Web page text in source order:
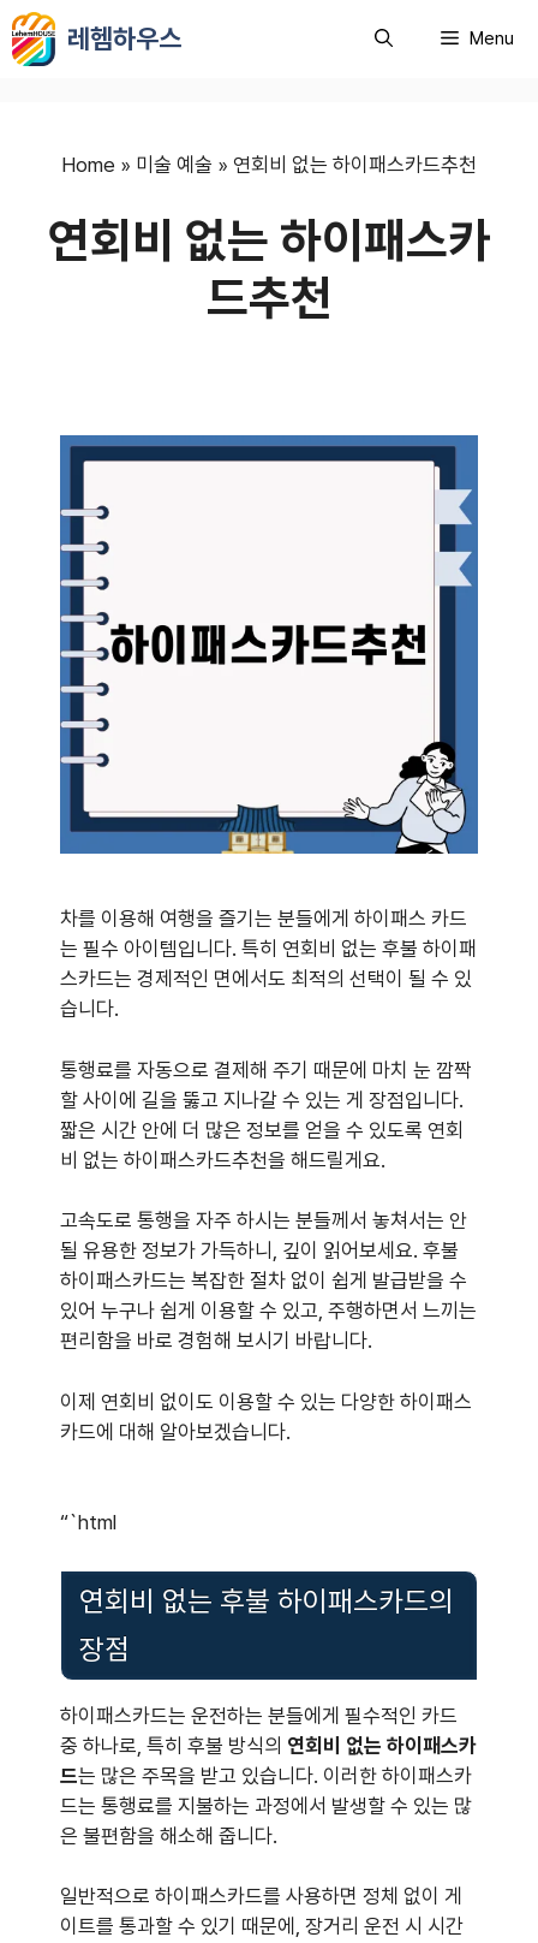
컨
텐
레헴하우스 Menu
Home » 미술 예술 » 연회비 없는 하이패스카드추천
연회비 없는 하이패스카
드추천
차를 이용해 여행을 즐기는 분들에게 하이패스 카드
는 필수 아이템입니다. 특히 연회비 없는 후불 하이패
스카드는 경제적인 면에서도 최적의 선택이 될 수 있
습니다.
통행료를 자동으로 결제해 주기 때문에 마치 눈 깜짝
할 사이에 길을 뚫고 지나갈 수 있는 게 장점입니다.
짧은 시간 안에 더 많은 정보를 얻을 수 있도록 연회
비 없는 하이패스카드추천을 해드릴게요.
고속도로 통행을 자주 하시는 분들께서 놓쳐서는 안
될 유용한 정보가 가득하니, 깊이 읽어보세요. 후불
하이패스카드는 복잡한 절차 없이 쉽게 발급받을 수
있어 누구나 쉽게 이용할 수 있고, 주행하면서 느끼는
편리함을 바로 경험해 보시기 바랍니다.
이제 연회비 없이도 이용할 수 있는 다양한 하이패스
카드에 대해 알아보겠습니다.
“`html
연회비 없는 후불 하이패스카드의
장점
하이패스카드는 운전하는 분들에게 필수적인 카드
중 하나로, 특히 후불 방식의 연회비 없는 하이패스카
드는 많은 주목을 받고 있습니다. 이러한 하이패스카
드는 통행료를 지불하는 과정에서 발생할 수 있는 많
은 불편함을 해소해 줍니다.
일반적으로 하이패스카드를 사용하면 정체 없이 게
이트를 통과할 수 있기 때문에, 장거리 운전 시 시간